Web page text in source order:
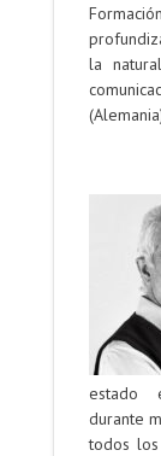
la
estado
durante
todos los